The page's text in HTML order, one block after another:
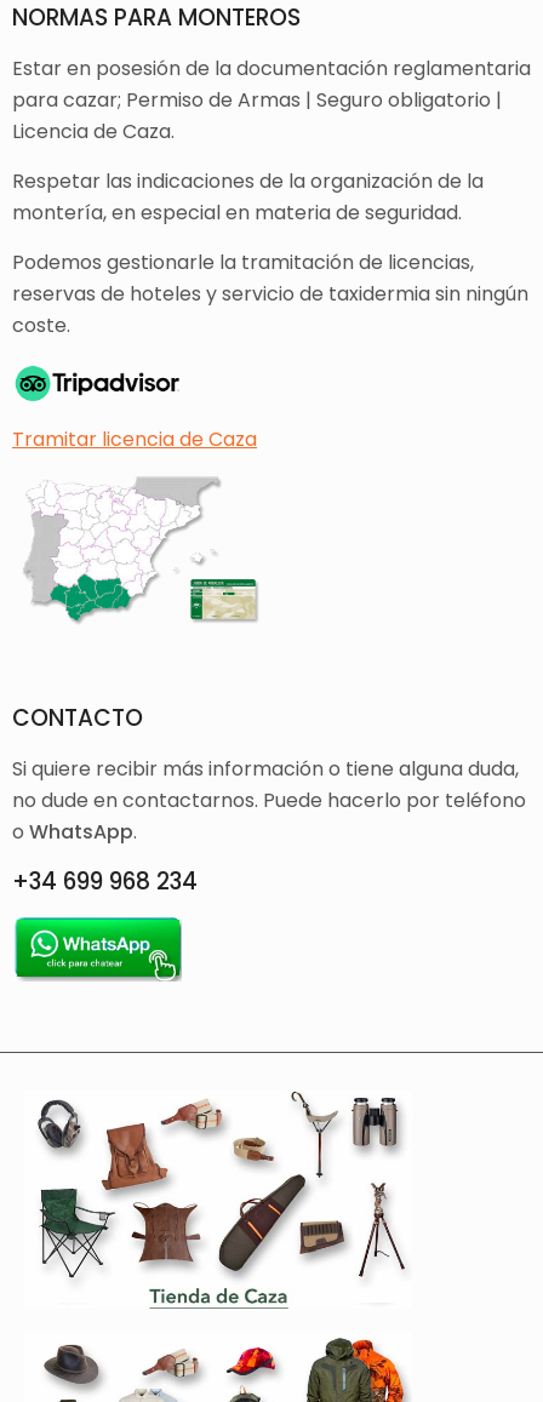
NORMAS PARA MONTEROS
Estar en posesión de la documentación reglamentaria
para cazar; Permiso de Armas | Seguro obligatorio |
Licencia de Caza.
Respetar las indicaciones de la organización de la
montería, en especial en materia de seguridad.
Podemos gestionarle la tramitación de licencias,
reservas de hoteles y servicio de taxidermia sin ningún
coste.
Tramitar licencia de Caza
CONTACTO
Si quiere recibir más información o tiene alguna duda,
no dude en contactarnos. Puede hacerlo por teléfono
o WhatsApp.
+34 699 968 234